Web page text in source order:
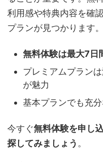
利用感や特典内容を確
プランが見つかります。
無料体験は最大7日
プレミアムプラン
が魅力
基本プランでも充
今すぐ無料体験を申し
探してみましょう 。